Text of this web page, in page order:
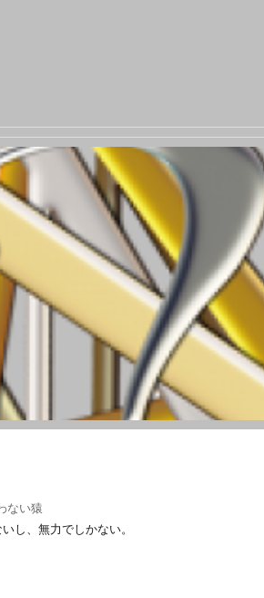
ない猿
し、無力でしかない。